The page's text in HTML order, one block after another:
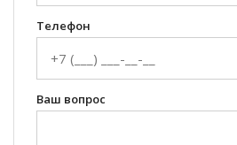
Телефон
Ваш вопрос